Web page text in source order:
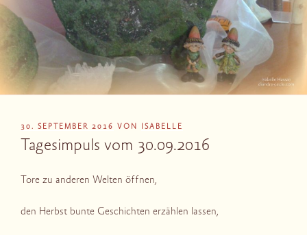
VERÖFFENTLICHT
AM
30. SEPTEMBER 2016 VON ISABELLE
Tagesimpuls vom 30.09.2016
Tore zu anderen Welten öffnen,
den Herbst bunte Geschichten erzählen lassen,